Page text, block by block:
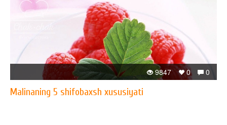
0
0
9847
Malinaning 5 shifobaxsh xususiyati